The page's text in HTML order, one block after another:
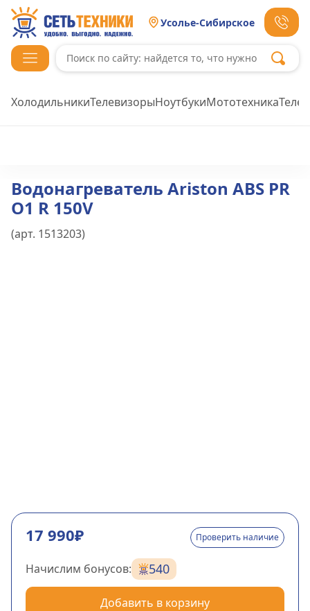
Усолье-Сибирское
ХолодильникиТелевизорыНоутбукиМототехника
Водонагреватель Ariston ABS PR
O1 R 150V
(арт. 1513203)
17 990₽ Проверить наличие
Начислим бонусов: 540
Добавить в корзину